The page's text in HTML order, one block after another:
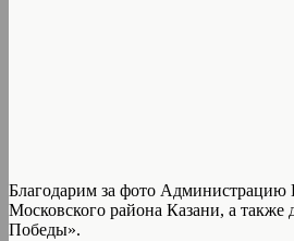
Благодарим за фото Администрацию
Московского района Казани, а
Победы».